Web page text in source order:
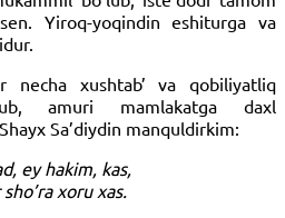
Yiroq-yoqindin eshiturga va
necha xushtab’ va qobiliyatliq
amuri mamlakatga daxl
Sa’diydin manquldirkim:
ey hakim, kas,
xoru xas.